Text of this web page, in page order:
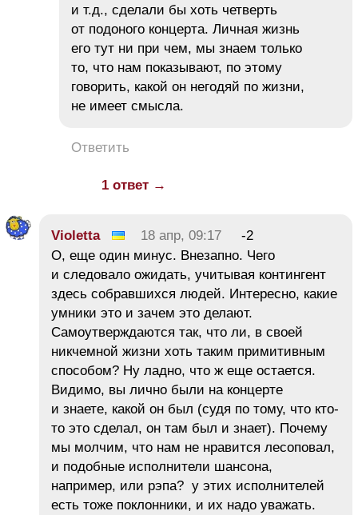
и т.д., сделали бы хоть четверть
от подоного концерта. Личная жизнь
его тут ни при чем, мы знаем только
то, что нам показывают, по этому
говорить, какой он негодяй по жизни,
не имеет смысла.
Ответить
1 ответ →
Violetta 18 апр, 09:17
-2
О, еще один минус. Внезапно. Чего
и следовало ожидать, учитывая контингент
здесь собравшихся людей. Интересно, какие
умники это и зачем это делают.
Самоутверждаются так, что ли, в своей
никчемной жизни хоть таким примитивным
способом? Ну ладно, что ж еще остается.
Видимо, вы лично были на концерте
и знаете, какой он был (судя по тому, что кто-
то это сделал, он там был и знает). Почему
мы молчим, что нам не нравится лесоповал,
и подобные исполнители шансона,
например, или рэпа? у этих исполнителей
есть тоже поклонники, и их надо уважать.